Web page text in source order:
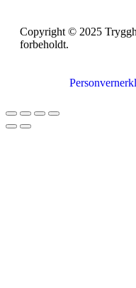
Copyright © 2025
forbeholdt.